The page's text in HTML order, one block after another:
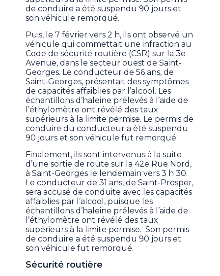
de conduire a été suspendu 90 jours et
son véhicule remorqué.
Puis, le 7 février vers 2 h, ils ont observé un
véhicule qui commettait une infraction au
Code de sécurité routière (CSR) sur la 3e
Avenue, dans le secteur ouest de Saint-
Georges. Le conducteur de 56 ans, de
Saint-Georges, présentait des symptômes
de capacités affaiblies par l’alcool. Les
échantillons d’haleine prélevés à l’aide de
l’éthylomètre ont révélé des taux
supérieurs à la limite permise. Le permis de
conduire du conducteur a été suspendu
90 jours et son véhicule fut remorqué.
Finalement, ils sont intervenus à la suite
d’une sortie de route sur la 42e Rue Nord,
à Saint-Georges le lendemain vers 3 h 30.
Le conducteur de 31 ans, de Saint-Prosper,
sera accusé de conduite avec les capacités
affaiblies par l’alcool, puisque les
échantillons d’haleine prélevés à l’aide de
l’éthylomètre ont révélé des taux
supérieurs à la limite permise. Son permis
de conduire a été suspendu 90 jours et
son véhicule fut remorqué.
Sécurité routière